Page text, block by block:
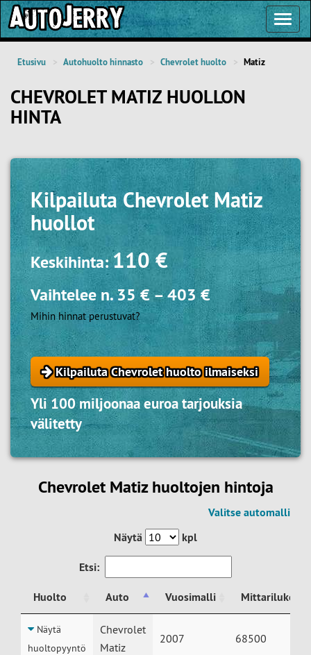
Etusivu Autohuolto hinnasto Chevrolet huolto Matiz
CHEVROLET MATIZ HUOLLON
HINTA
KilpailutaChevrolet Matiz
huollot
Keskihinta:110 €
Vaihtelee n.35 €–403 €
Mihin hinnat perustuvat?
Kilpailuta Chevrolet huolto ilmaiseksi
Yli 100 miljoonaa euroa tarjouksia
välitetty
Chevrolet Matiz huoltojen hintoja
Valitse automalli
Näytä
kpl
Etsi:
Huolto Auto Vuosimalli
Mittarilukema
Huolto
Auto
Näytä
huoltopyyntö
Chevrolet
Matiz
2007 68500